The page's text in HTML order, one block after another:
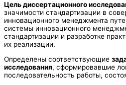
Цель диссертационного
значимости стандартизации в
инновационного менеджмента
системы инновационного
стандартизации и разработке
их реализации.
Определены соответствующие
исследования, сформировавшие
последовательность работы,